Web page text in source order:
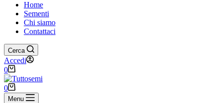
Home
Sementi
Chi siamo
Contattaci
Cerca
Accedi
Carrello
0
Carrello
0
Menu